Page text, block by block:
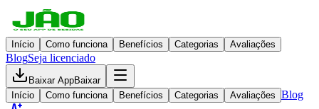
Início Como funciona Benefícios Categorias Avaliações
BlogSeja licenciado
Baixar AppBaixar
Início
Como funciona Benefícios Categorias Avaliações Blog